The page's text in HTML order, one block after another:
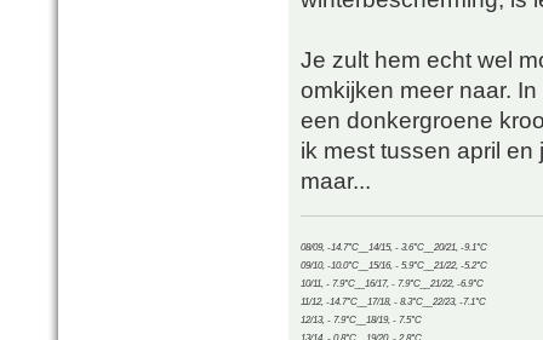
Je zult hem echt wel
omkijken meer naar.
een donkergroene
ik mest tussen april
maar...
08/09, -14.7°C__14/15, - 3.6°C__20/21, -9.1°C
09/10, -10.0°C__15/16, - 5.9°C__21/22, -5.2°C
10/11, - 7.9°C__16/17, - 7.9°C__21/22, -6.9°C
11/12, -14.7°C__17/18, - 8.3°C__22/23, -7.1°C
12/13, - 7.9°C__18/19, - 7.5°C